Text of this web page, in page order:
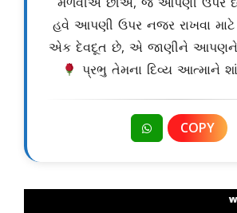
હવે આપણી ઉપર નજર રાખવા
એક દેવદૂત છે, એ જાણીને આપણને
પ્રભુ તેમના દિવ્ય આત્માને
COPY